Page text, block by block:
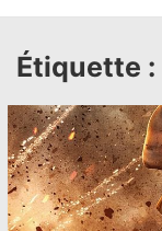
t
Étiquette :